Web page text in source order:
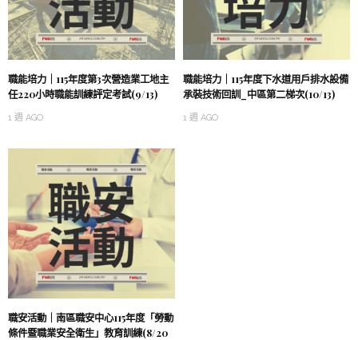
職能培力｜115年度第3次營造業工地主
任220小時職能訓練評定考試(9/13)
1 週 AGO
職能培力｜115年度下水道用戶排水設備
承裝技術回訓_中區第二梯次(10/13)
1 週 AGO
職安活動｜南區職安中心115年度「勞動
條件暨職業安全衛生」教育訓練(8/20